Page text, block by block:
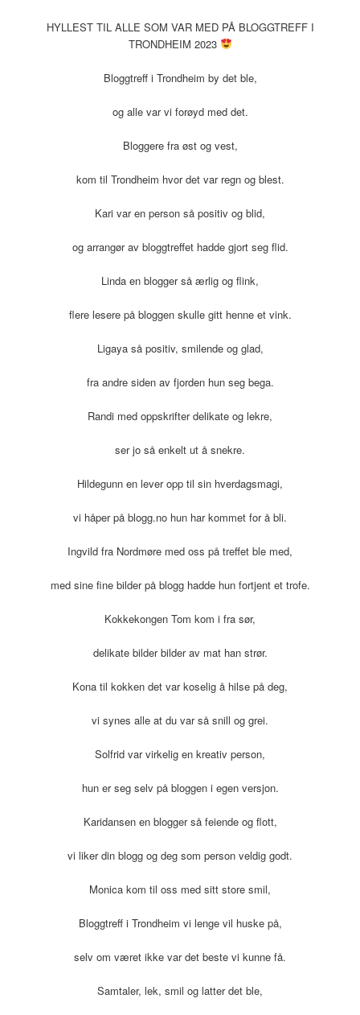
HYLLEST TIL ALLE SOM VAR MED PÅ BLOGGTREFF I
TRONDHEIM 2023
Bloggtreff i Trondheim by det ble,
og alle var vi forøyd med det.
Bloggere fra øst og vest,
kom til Trondheim hvor det var regn og blest.
Kari var en person så positiv og blid,
og arrangør av bloggtreffet hadde gjort seg flid.
Linda en blogger så ærlig og flink,
flere lesere på bloggen skulle gitt henne et vink.
Ligaya så positiv, smilende og glad,
fra andre siden av fjorden hun seg bega.
Randi med oppskrifter delikate og lekre,
ser jo så enkelt ut å snekre.
Hildegunn en lever opp til sin hverdagsmagi,
vi håper på blogg.no hun har kommet for å bli.
Ingvild fra Nordmøre med oss på treffet ble med,
med sine fine bilder på blogg hadde hun fortjent et trofe.
Kokkekongen Tom kom i fra sør,
delikate bilder bilder av mat han strør.
Kona til kokken det var koselig å hilse på deg,
vi synes alle at du var så snill og grei.
Solfrid var virkelig en kreativ person,
hun er seg selv på bloggen i egen versjon.
Karidansen en blogger så feiende og flott,
vi liker din blogg og deg som person veldig godt.
Monica kom til oss med sitt store smil,
Bloggtreff i Trondheim vi lenge vil huske på,
selv om været ikke var det beste vi kunne få.
Samtaler, lek, smil og latter det ble,